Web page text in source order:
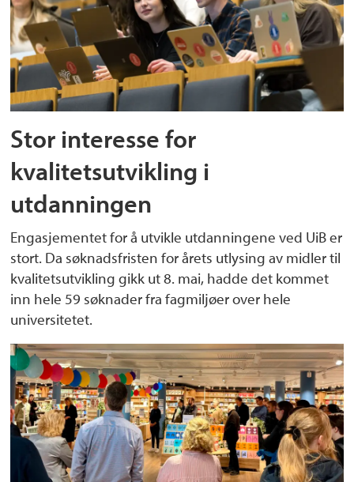
Stor interesse for
kvalitetsutvikling i
utdanningen
Engasjementet for å utvikle utdanningene ved UiB er
stort. Da søknadsfristen for årets utlysing av midler til
kvalitetsutvikling gikk ut 8. mai, hadde det kommet
inn hele 59 søknader fra fagmiljøer over hele
universitetet.